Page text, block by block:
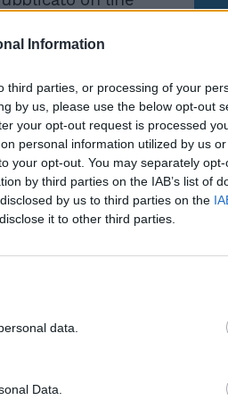
Information
third parties, or processing of your
by us, please use the below opt-out
your opt-out request is processed
personal information utilized by us
your opt-out. You may separately
by third parties on the IAB’s list of
by us to third parties on the
it to other third parties.
data.
Data.
londinese -
più panoramici
passi da piazza
su due livelli, unico
casa, piena di
- si
sculture e
da portineria
vendita".
c'è il salone
sull'Altare
e 4 bagni.
a Come States?